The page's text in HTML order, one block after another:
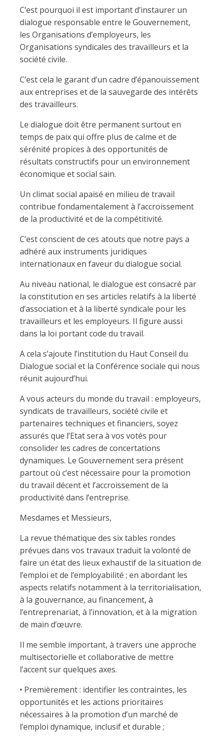
C’est pourquoi il est important d’instaurer un
dialogue responsable entre le Gouvernement,
les Organisations d’employeurs, les
Organisations syndicales des travailleurs et la
société civile.
C’est cela le garant d’un cadre d’épanouissement
aux entreprises et de la sauvegarde des intérêts
des travailleurs.
Le dialogue doit être permanent surtout en
temps de paix qui offre plus de calme et de
sérénité propices à des opportunités de
résultats constructifs pour un environnement
économique et social sain.
Un climat social apaisé en milieu de travail
contribue fondamentalement à l’accroissement
de la productivité et de la compétitivité.
C’est conscient de ces atouts que notre pays a
adhéré aux instruments juridiques
internationaux en faveur du dialogue social.
Au niveau national, le dialogue est consacré par
la constitution en ses articles relatifs à la liberté
d’association et à la liberté syndicale pour les
travailleurs et les employeurs. Il figure aussi
dans la loi portant code du travail.
A cela s’ajoute l’institution du Haut Conseil du
Dialogue social et la Conférence sociale qui nous
réunit aujourd’hui.
A vous acteurs du monde du travail : employeurs,
syndicats de travailleurs, société civile et
partenaires techniques et financiers, soyez
assurés que l’Etat sera à vos votés pour
consolider les cadres de concertations
dynamiques. Le Gouvernement sera présent
partout où c’est nécessaire pour la promotion
du travail décent et l’accroissement de la
productivité dans l’entreprise.
Mesdames et Messieurs,
La revue thématique des six tables rondes
prévues dans vos travaux traduit la volonté de
faire un état des lieux exhaustif de la situation de
l’emploi et de l’employabilité ; en abordant les
aspects relatifs notamment à la territorialisation,
à la gouvernance, au financement, à
l’entreprenariat, à l’innovation, et à la migration
de main d’œuvre.
Il me semble important, à travers une approche
multisectorielle et collaborative de mettre
l’accent sur quelques axes.
• Premièrement : identifier les contraintes, les
opportunités et les actions prioritaires
nécessaires à la promotion d’un marché de
l’emploi dynamique, inclusif et durable ;